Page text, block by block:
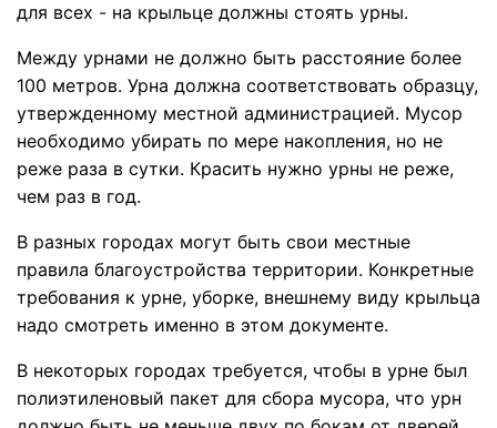
для всех - на крыльце должны стоять урны.
Между урнами не должно быть расстояние более
100 метров. Урна должна соответствовать образцу,
утвержденному местной администрацией. Мусор
необходимо убирать по мере накопления, но не
реже раза в сутки. Красить нужно урны не реже,
чем раз в год.
В разных городах могут быть свои местные
правила благоустройства территории. Конкретные
требования к урне, уборке, внешнему виду крыльца
надо смотреть именно в этом документе.
В некоторых городах требуется, чтобы в урне был
полиэтиленовый пакет для сбора мусора, что урн